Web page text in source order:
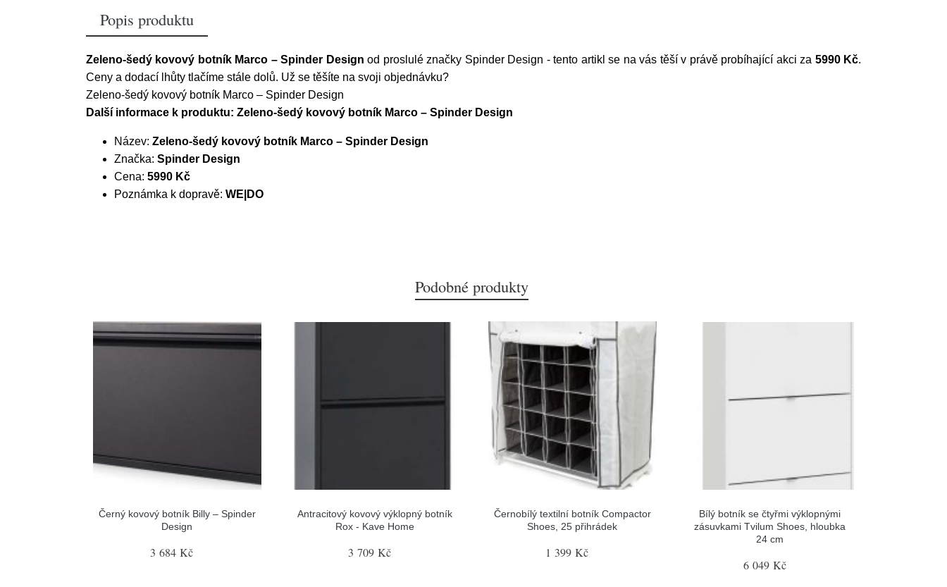
Popis produktu
Zeleno-šedý kovový botník Marco – Spinder Design od proslulé značky Spinder Design - tento artikl se na vás těší v právě probíhající akci za 5990 Kč.
Ceny a dodací lhůty tlačíme stále dolů. Už se těšíte na svoji objednávku?
Zeleno-šedý kovový botník Marco – Spinder Design
Další informace k produktu: Zeleno-šedý kovový botník Marco – Spinder Design
Název: Zeleno-šedý kovový botník Marco – Spinder Design
Značka: Spinder Design
Cena: 5990 Kč
Poznámka k dopravě: WE|DO
Podobné produkty
Černý kovový botník Billy – Spinder
Design
3 684 Kč
Antracitový kovový výklopný botník
Rox - Kave Home
3 709 Kč
Černobílý textilní botník Compactor
Shoes, 25 přihrádek
1 399 Kč
Bílý botník se čtyřmi výklopnými
zásuvkami Tvilum Shoes, hloubka
24 cm
6 049 Kč